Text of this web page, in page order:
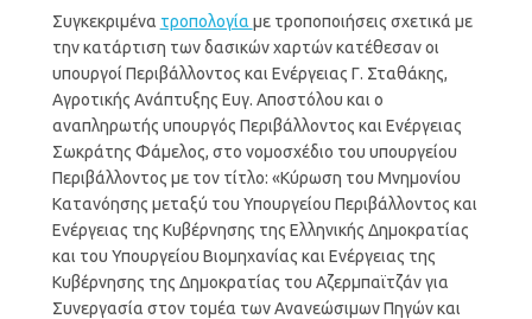
Συγκεκριμένα τροπολογία με τροποποιήσεις σχετικά με
την κατάρτιση των δασικών χαρτών κατέθεσαν οι
υπουργοί Περιβάλλοντος και Ενέργειας Γ. Σταθάκης,
Αγροτικής Ανάπτυξης Ευγ. Αποστόλου και ο
αναπληρωτής υπουργός Περιβάλλοντος και Ενέργειας
Σωκράτης Φάμελος, στο νομοσχέδιο του υπουργείου
Περιβάλλοντος με τον τίτλο: «Κύρωση του Μνημονίου
Κατανόησης μεταξύ του Υπουργείου Περιβάλλοντος και
Ενέργειας της Κυβέρνησης της Ελληνικής Δημοκρατίας
και του Υπουργείου Βιομηχανίας και Ενέργειας της
Κυβέρνησης της Δημοκρατίας του Αζερμπαϊτζάν για
Συνεργασία στον τομέα των Ανανεώσιμων Πηγών και